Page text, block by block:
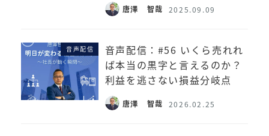
唐澤 智哉 2025.09.09
音声配信
音声配信：#56 いくら売れれ
ば本当の黒字と言えるのか？
利益を逃さない損益分岐点
唐澤 智哉 2026.02.25